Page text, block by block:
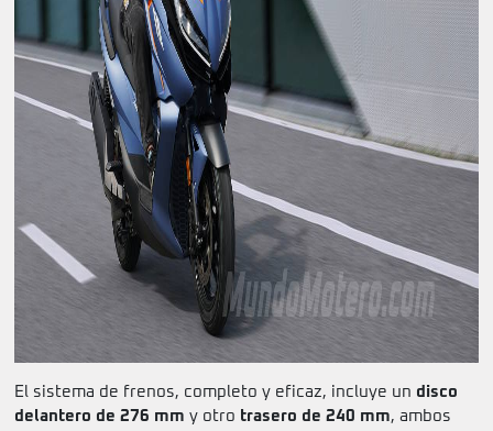
El sistema de frenos, completo y eficaz, incluye un disco
delantero de 276 mm y otro trasero de 240 mm, ambos